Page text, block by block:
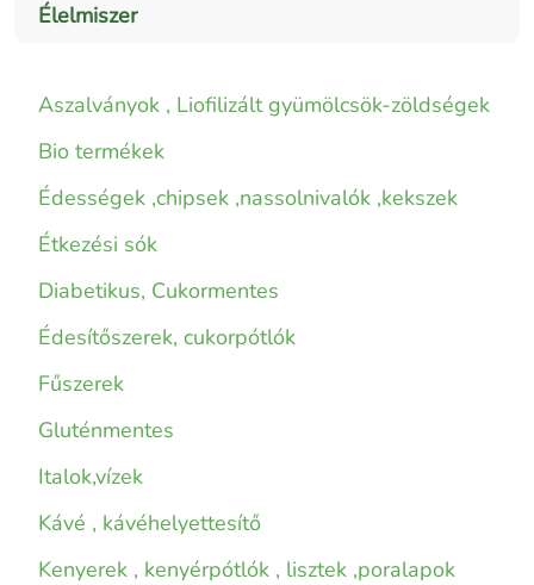
Élelmiszer
Aszalványok , Liofilizált gyümölcsök-zöldségek
Bio termékek
Édességek ,chipsek ,nassolnivalók ,kekszek
Étkezési sók
Diabetikus, Cukormentes
Édesítőszerek, cukorpótlók
Fűszerek
Gluténmentes
Italok,vízek
Kávé , kávéhelyettesítő
Kenyerek , kenyérpótlók , lisztek ,poralapok